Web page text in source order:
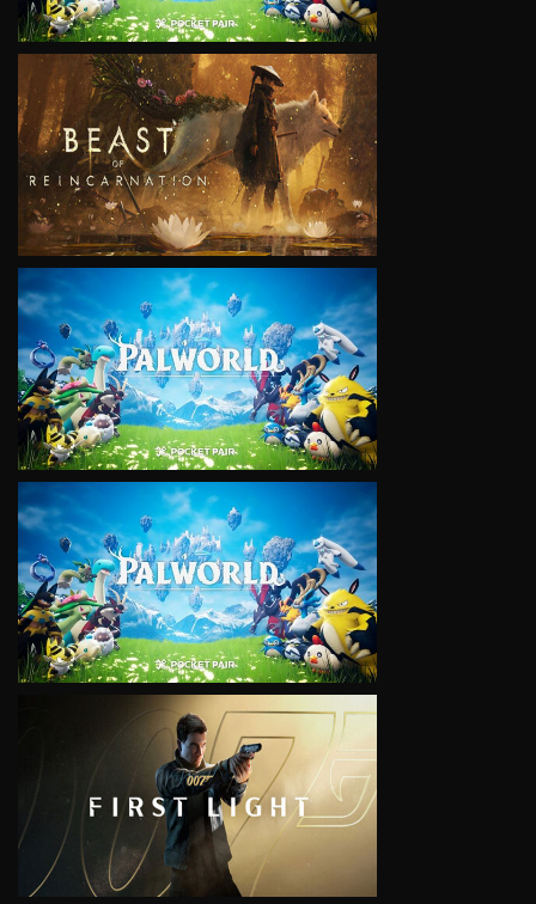
VIEW
VIEW
VIEW
VIEW